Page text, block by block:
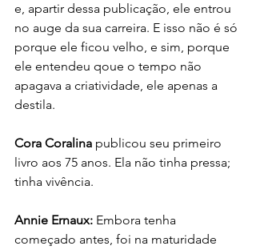
e, apartir dessa publicação, ele entrou
no auge da sua carreira. E isso não é só
porque ele ficou velho, e sim, porque
ele entendeu qoue o tempo não
apagava a criatividade, ele apenas a
destila.
Cora Coralina publicou seu primeiro
livro aos 75 anos. Ela não tinha pressa;
tinha vivência.
Annie Ernaux: Embora tenha
começado antes, foi na maturidade